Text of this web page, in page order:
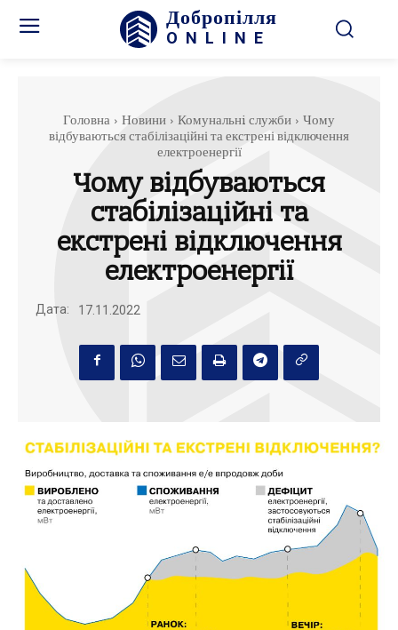
Добропілля
ONLINE
Головна Новини Комунальнi служби
Чому
відбуваються стабілізаційні та екстрені відключення
електроенергії
Чому відбуваються
стабілізаційні та
екстрені відключення
електроенергії
Дата: 17.11.2022